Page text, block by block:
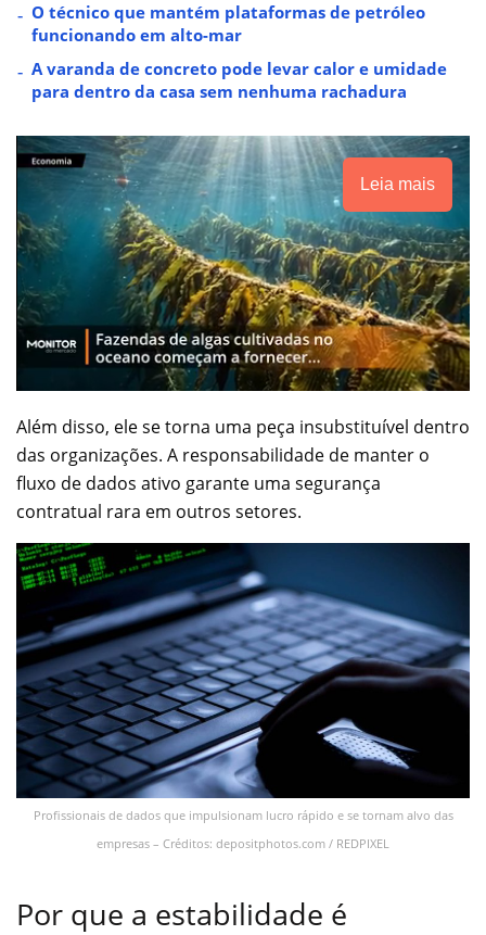
O técnico que mantém plataformas de petróleo
funcionando em alto-mar
A varanda de concreto pode levar calor e umidade
para dentro da casa sem nenhuma rachadura
Leia mais
Além disso, ele se torna uma peça insubstituível dentro
das organizações. A responsabilidade de manter o
fluxo de dados ativo garante uma segurança
contratual rara em outros setores.
Profissionais de dados que impulsionam lucro rápido e se tornam alvo das
empresas – Créditos: depositphotos.com / REDPIXEL
Por que a estabilidade é